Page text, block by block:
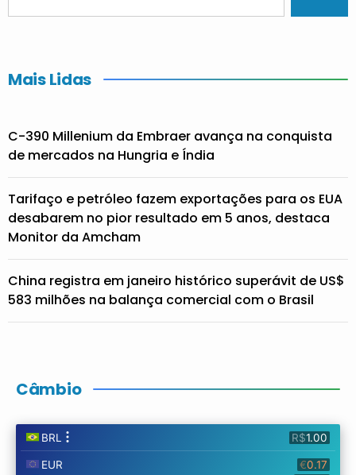
Mais Lidas
C-390 Millenium da Embraer avança na conquista
de mercados na Hungria e Índia
Tarifaço e petróleo fazem exportações para os EUA
desabarem no pior resultado em 5 anos, destaca
Monitor da Amcham
China registra em janeiro histórico superávit de US$
583 milhões na balança comercial com o Brasil
Câmbio